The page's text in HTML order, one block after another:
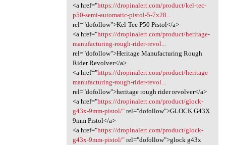
<a href="https://dropinalert.com/product/kel-tec-
p50-semi-automatic-pistol-5-7x28...
rel="dofollow">Kel-Tec P50 Pistol</a>
<a href="https://dropinalert.com/product/heritage-
manufacturing-rough-rider-revol...
rel="dofollow">Heritage Manufacturing Rough
Rider Revolver</a>
<a href="https://dropinalert.com/product/heritage-
manufacturing-rough-rider-revol...
rel="dofollow">heritage rough rider revolver</a>
<a href="https://dropinalert.com/product/glock-
g43x-9mm-pistol/"rel="dofollow">GLOCK G43X
9mm Pistol</a>
<a href="https://dropinalert.com/product/glock-
g43x-9mm-pistol/"rel="dofollow">glock g43x